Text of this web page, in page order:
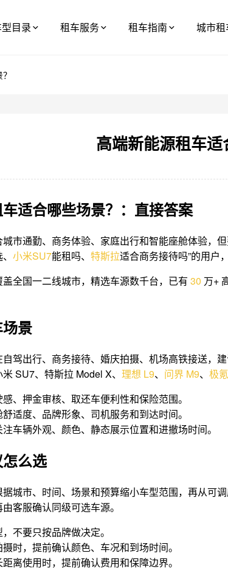
目录 租车服务 租车指南 城市租
高端新能源租车适
适合哪些场景？：直接答案
市通勤、商务体验、家庭出行和智能座舱体验，
小米SU7能租吗、 特斯拉适合商务接待吗”的用户
全国一二线城市，精选车源数千台，已有 30 万+
景
驾出行、商务接待、婚庆拍摄、机场高铁接送，
SU7、特斯拉 Model X、 理想 L9、 问界 M9、 极氪
、押金审核、取还车便利性和保险范围。
适度、品牌形象、司机服务和到达时间。
车辆外观、颜色、静态展示位置和进撤场时间。
么选
城市、时间、场景和预算缩小车型范围，再从可
客服确认同级可选车源。
不要只按品牌做决定。
时，提前确认颜色、车况和到场时间。
离使用时，提前确认费用和保障边界。